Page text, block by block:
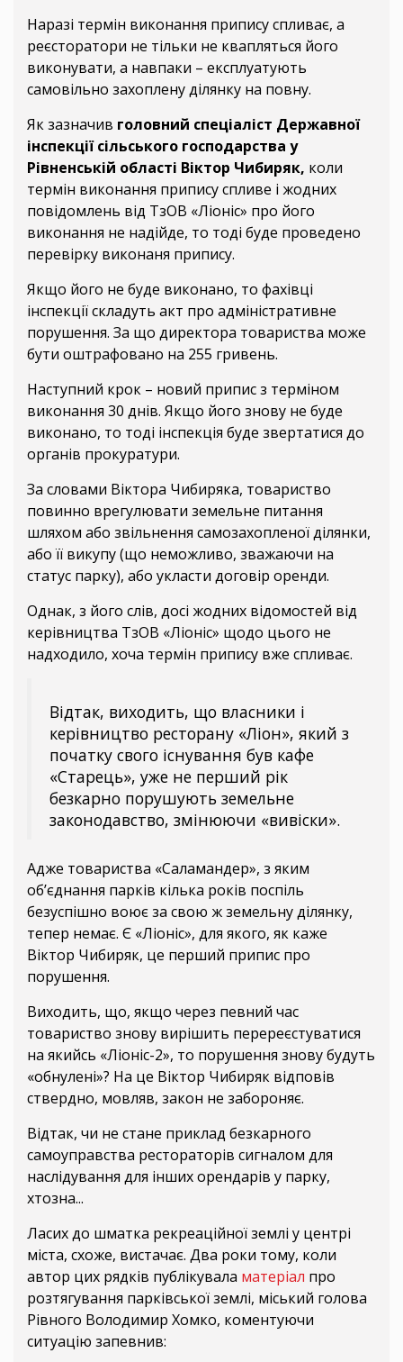
Наразі термін виконання припису спливає, а
реєсторатори не тільки не квапляться його
виконувати, а навпаки – експлуатують
самовільно захоплену ділянку на повну.
Як зазначив головний спеціаліст Державної
інспекції сільського господарства у
Рівненській області Віктор Чибиряк, коли
термін виконання припису спливе і жодних
повідомлень від ТзОВ «Ліоніс» про його
виконання не надійде, то тоді буде проведено
перевірку виконаня припису.
Якщо його не буде виконано, то фахівці
інспекції складуть акт про адміністративне
порушення. За що директора товариства може
бути оштрафовано на 255 гривень.
Наступний крок – новий припис з терміном
виконання 30 днів. Якщо його знову не буде
виконано, то тоді інспекція буде звертатися до
органів прокуратури.
За словами Віктора Чибиряка, товариство
повинно врегулювати земельне питання
шляхом або звільнення самозахопленої ділянки,
або її викупу (що неможливо, зважаючи на
статус парку), або укласти договір оренди.
Однак, з його слів, досі жодних відомостей від
керівництва ТзОВ «Ліоніс» щодо цього не
надходило, хоча термін припису вже спливає.
Відтак, виходить, що власники і
керівництво ресторану «Ліон», який з
початку свого існування був кафе
«Старець», уже не перший рік
безкарно порушують земельне
законодавство, змінюючи «вивіски».
Адже товариства «Саламандер», з яким
об’єднання парків кілька років поспіль
безуспішно воює за свою ж земельну ділянку,
тепер немає. Є «Ліоніс», для якого, як каже
Віктор Чибиряк, це перший припис про
порушення.
Виходить, що, якщо через певний час
товариство знову вирішить перереєстуватися
на якийсь «Ліоніс-2», то порушення знову будуть
«обнулені»? На це Віктор Чибиряк відповів
ствердно, мовляв, закон не забороняє.
Відтак, чи не стане приклад безкарного
самоуправства рестораторів сигналом для
наслідування для інших орендарів у парку,
хтозна...
Ласих до шматка рекреаційної землі у центрі
міста, схоже, вистачає. Два роки тому, коли
автор цих рядків публікувала матеріал про
розтягування парківської землі, міський голова
Рівного Володимир Хомко, коментуючи
ситуацію запевнив: